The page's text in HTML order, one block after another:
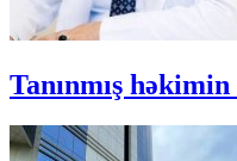
Tanınmış həkimin